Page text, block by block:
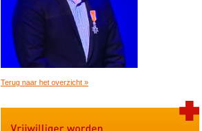
Terug naar het overzicht »